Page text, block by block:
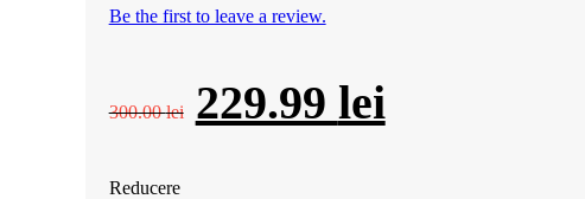
Be the first to leave a review.
300.00lei
Prețul
229.99 lei
Reducere